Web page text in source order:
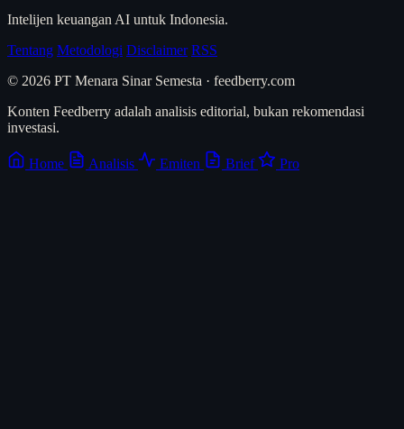
Intelijen keuangan AI untuk Indonesia.
Tentang Metodologi Disclaimer RSS
© 2026 PT Menara Sinar Semesta · feedberry.com
Konten Feedberry adalah analisis editorial, bukan rekomendasi
investasi.
Home Analisis Emiten Brief Pro